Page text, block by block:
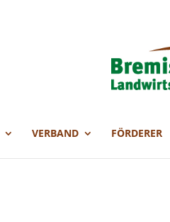
VERBAND FÖRDERER